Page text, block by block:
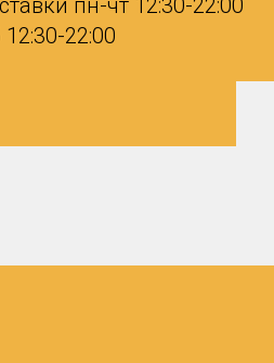
пн-чт 12:30-22:00
12:30-22:00